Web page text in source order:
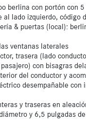
berlina con portón con
al lado izquierdo, código
& puertas (local):
ventanas laterales
trasera (lado
con bisagras
del conductor y
desempañable con
y traseras en
y 6,5 pulgadas